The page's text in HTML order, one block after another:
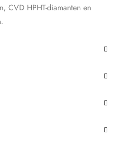
CVD HPHT-diamanten en